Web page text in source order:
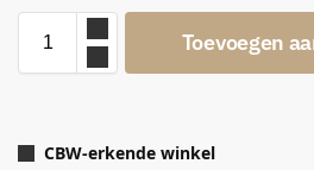
Toevoegen
CBW-erkende winkel